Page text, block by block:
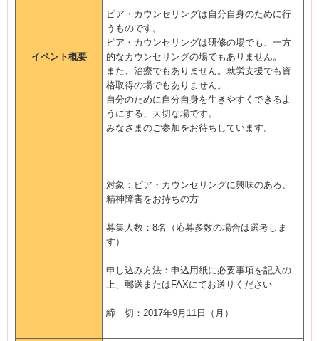
イベント概要
ピア・カウンセリングは自分自身のために行
うものです。
ピア・カウンセリングは研修の場でも、一方
的なカウンセリングの場でもありません。
また、治療でもありません。就労支援でも資
格取得の場でもありません。
自分のために自分自身を生きやすくできるよ
うにする、大切な場です。
みなさまのご参加をお待ちしています。
対象：ピア・カウンセリングに興味のある、
精神障害をお持ちの方
募集人数：8名（応募多数の場合は選考しま
す）
申し込み方法：申込用紙に必要事項を記入の
上、郵送またはFAXにてお送りください
締 切：2017年9月11日（月）